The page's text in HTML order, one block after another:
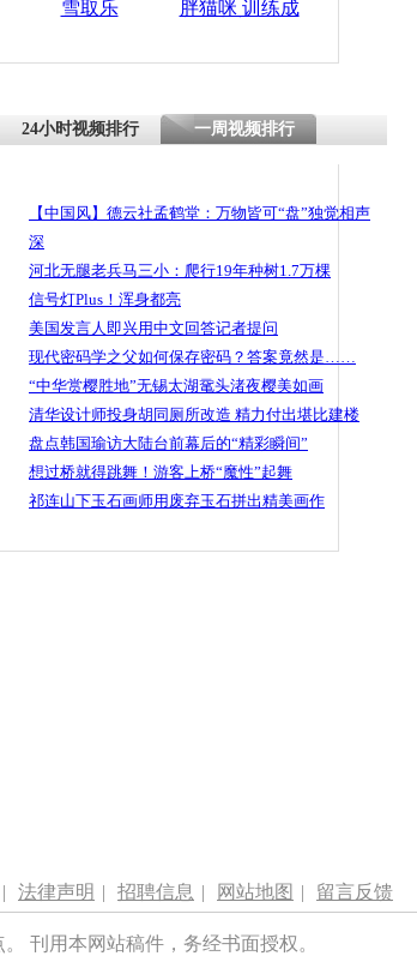
雪取乐
胖猫咪 训练成
24小时视频排行 一周视频排行
【中国风】德云社孟鹤堂：万物皆可“盘”独觉相声
深
河北无腿老兵马三小：爬行19年种树1.7万棵
信号灯Plus！浑身都亮
美国发言人即兴用中文回答记者提问
现代密码学之父如何保存密码？答案竟然是……
“中华赏樱胜地”无锡太湖鼋头渚夜樱美如画
清华设计师投身胡同厕所改造 精力付出堪比建楼
盘点韩国瑜访大陆台前幕后的“精彩瞬间”
想过桥就得跳舞！游客上桥“魔性”起舞
祁连山下玉石画师用废弃玉石拼出精美画作
| 法律声明 | 招聘信息 | 网站地图 | 留言反馈
刊用本网站稿件，务经书面授权。